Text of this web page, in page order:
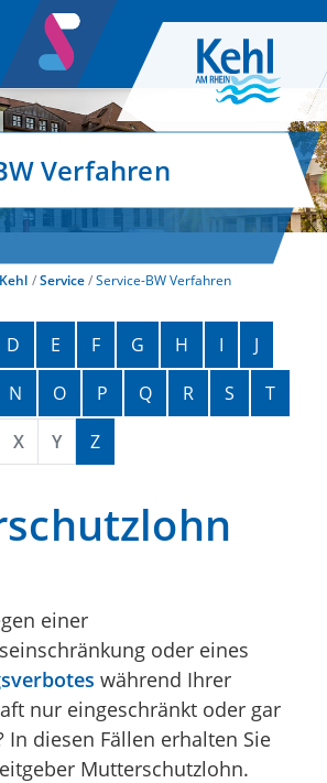
Verfahren
Service Service-BW Verfahren
Register überspringen
D E F G H I
J
N O P Q R S
T
X Y Z
einer
oder eines
während Ihrer
nur eingeschränkt oder gar
In diesen Fällen erhalten Sie
Mutterschutzlohn.